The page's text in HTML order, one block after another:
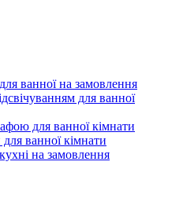
ванної на замовлення
для ванної
для ванної кімнати
ванної кімнати
на замовлення